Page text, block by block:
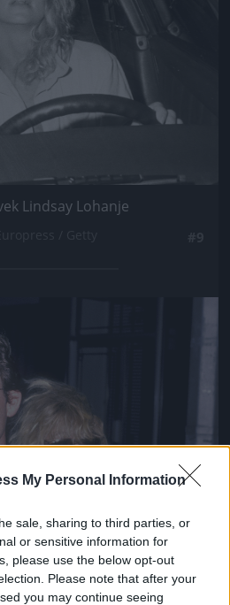
My Personal Information
sale, sharing to third parties, or
or sensitive information for
please use the below opt-out
Please note that after your
you may continue seeing
Lindsay Lohanje
még kép!